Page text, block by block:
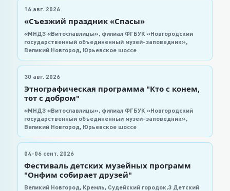
16 авг. 2026
«Съезжий праздник «Спасы»
«МНДЗ «Витославлицы», филиал ФГБУК «Новгородский
государственный объединенный музей-заповедник»,
Великий Новгород, Юрьевское шоссе
30 авг. 2026
Этнографическая программа "Кто с конем,
тот с добром"
«МНДЗ «Витославлицы», филиал ФГБУК «Новгородский
государственный объединенный музей-заповедник»,
Великий Новгород, Юрьевское шоссе
04-06 сент. 2026
Фестиваль детских музейных программ
"Онфим собирает друзей"
Великий Новгород, Кремль, Судейский городок,3 Детский